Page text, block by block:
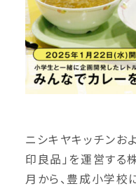
ニシキヤキッチンお
印良品」を運営す
月から、豊成小学校